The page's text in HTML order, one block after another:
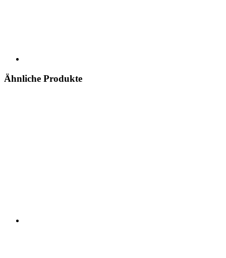
Ähnliche Produkte